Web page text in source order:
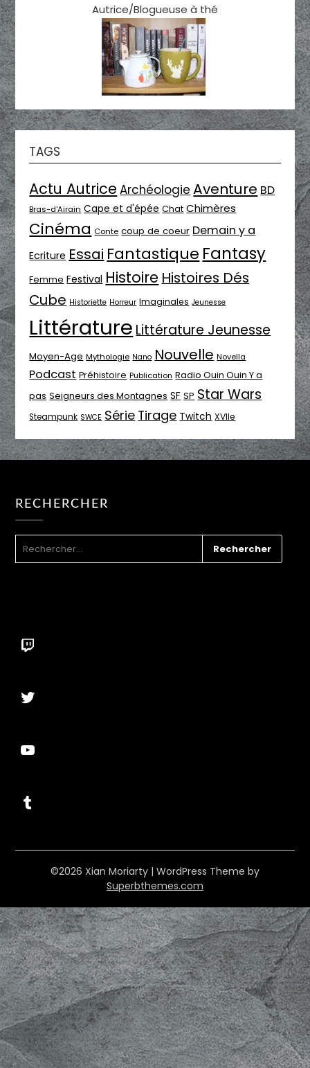
Autrice/Blogueuse à thé
TAGS
Actu Autrice Archéologie Aventure BD
Bras-d'Airain Cape et d'épée Chat Chimères
Cinéma Conte coup de coeur Demain y a
Ecriture Essai Fantastique Fantasy
Femme Festival Histoire Histoires Dés
Cube Historiette Horreur Imaginales Jeunesse
Littérature Littérature Jeunesse
Moyen-Age Mythologie Nano Nouvelle Novella
Podcast Préhistoire Publication Radio Ouin Ouin Y a
pas Seigneurs des Montagnes SF SP Star Wars
Steampunk SWCE Série Tirage Twitch XVIIe
RECHERCHER
Twitch
Twitter
YouTube
Tumblr
©2026 Xian Moriarty | WordPress Theme by
Superbthemes.com